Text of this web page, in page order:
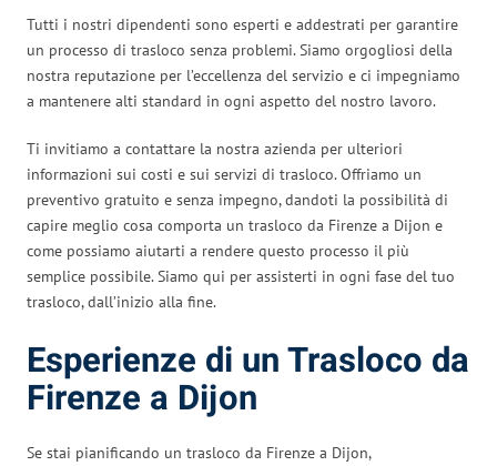
Tutti i nostri dipendenti sono esperti e addestrati per garantire
un processo di trasloco senza problemi. Siamo orgogliosi della
nostra reputazione per l’eccellenza del servizio e ci impegniamo
a mantenere alti standard in ogni aspetto del nostro lavoro.
Ti invitiamo a contattare la nostra azienda per ulteriori
informazioni sui costi e sui servizi di trasloco. Offriamo un
preventivo gratuito e senza impegno, dandoti la possibilità di
capire meglio cosa comporta un trasloco da Firenze a Dijon e
come possiamo aiutarti a rendere questo processo il più
semplice possibile. Siamo qui per assisterti in ogni fase del tuo
trasloco, dall’inizio alla fine.
Esperienze di un Trasloco da
Firenze a Dijon
Se stai pianificando un trasloco da Firenze a Dijon,